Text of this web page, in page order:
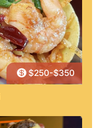
 $250-$350